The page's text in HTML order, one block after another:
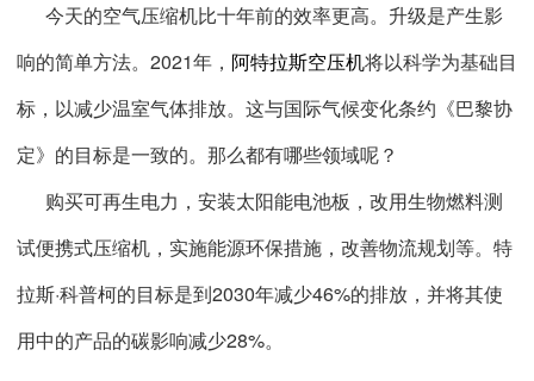
今天的空气压缩机比十年前的效率更高。升级是产生影
响的简单方法。2021年， 阿特拉斯空压机将以科学为基础目
标，以减少温室气体排放。这与国际气候变化条约《巴黎协
定》的目标是一致的。那么都有哪些领域呢？
购买可再生电力，安装太阳能电池板，改用生物燃料测
试便携式压缩机，实施能源环保措施，改善物流规划等。 特
拉斯·科普柯的目标是到2030年减少46%的排放，并将其使
用中的产品的碳影响减少28%。